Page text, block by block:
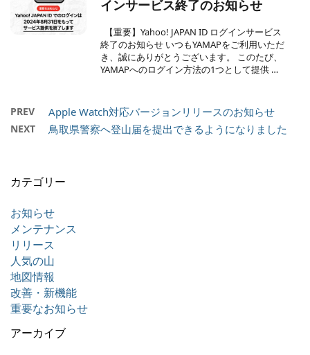
インサービス終了のお知らせ
【重要】Yahoo! JAPAN ID ログインサービス
終了のお知らせ いつもYAMAPをご利用いただ
き、誠にありがとうございます。 このたび、
YAMAPへのログイン方法の1つとして提供 …
PREV Apple Watch対応バージョンリリースのお知らせ
NEXT 鳥取県警察へ登山届を提出できるようになりました
カテゴリー
お知らせ
メンテナンス
リリース
人気の山
地図情報
改善・新機能
重要なお知らせ
アーカイブ